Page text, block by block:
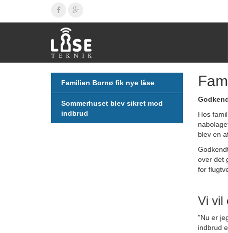
Familien Bornø fik nye låse
Sommerhuset blev sikret mod
indbrud
Hos
blev en
over det
for
Vi vil
"Nu er
indbrud